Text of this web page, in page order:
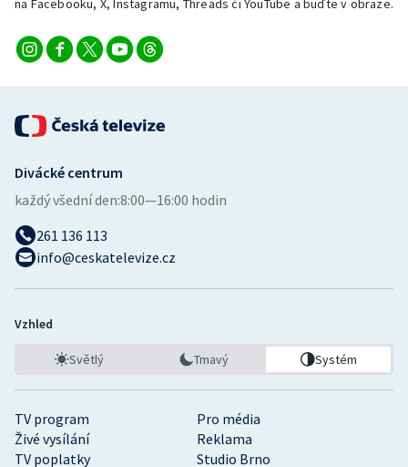
na Facebooku, X, Instagramu, Threads či YouTube a buďte v obraze.
TV program
Pro média
Živé vysílání
Reklama
TV poplatky
Studio Brno
Divácké centrum
každý všední den:8:00—16:00 hodin
261 136 113
info@ceskatelevize.cz
Vzhled
Světlý Tmavý Systém